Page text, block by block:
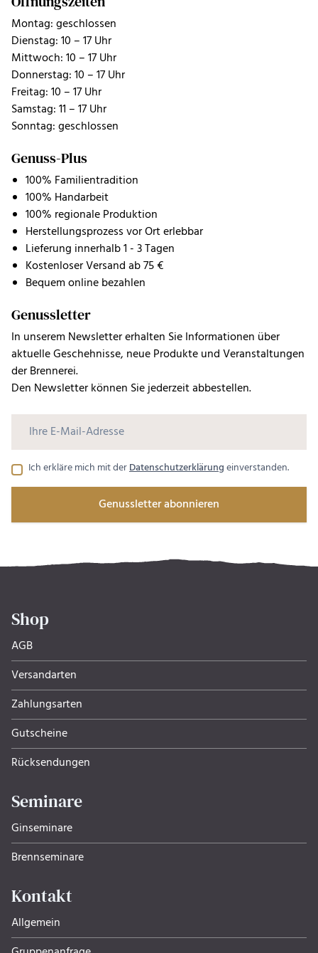
Montag: geschlossen
Dienstag: 10 – 17 Uhr
Mittwoch: 10 – 17 Uhr
Donnerstag: 10 – 17 Uhr
Freitag: 10 – 17 Uhr
Samstag: 11 – 17 Uhr
Sonntag: geschlossen
Genuss-Plus
100% Familientradition
100% Handarbeit
100% regionale Produktion
Herstellungsprozess vor Ort erlebbar
Lieferung innerhalb 1 - 3 Tagen
Kostenloser Versand ab 75 €
Bequem online bezahlen
Genussletter
In unserem Newsletter erhalten Sie Informationen über
aktuelle Geschehnisse, neue Produkte und Veranstaltungen
der Brennerei.
Den Newsletter können Sie jederzeit abbestellen.
Ich erkläre mich mit derDatenschutzerklärungeinverstanden.
Genussletter abonnieren
Shop
AGB
Versandarten
Zahlungsarten
Gutscheine
Rücksendungen
Seminare
Ginseminare
Brennseminare
Kontakt
Allgemein